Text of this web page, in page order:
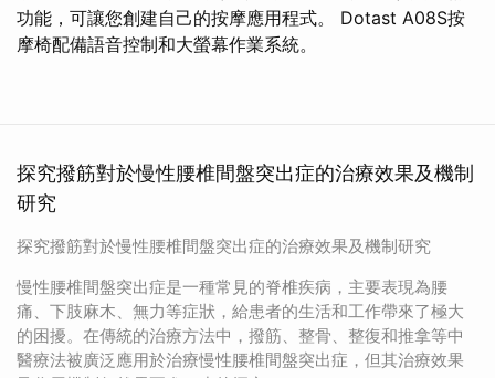
功能，可讓您創建自己的按摩應用程式。 Dotast A08S按
摩椅配備語音控制和大螢幕作業系統。
探究撥筋對於慢性腰椎間盤突出症的治療效果及機制
研究
探究撥筋對於慢性腰椎間盤突出症的治療效果及機制研究
慢性腰椎間盤突出症是一種常見的脊椎疾病，主要表現為腰
痛、下肢麻木、無力等症狀，給患者的生活和工作帶來了極大
的困擾。在傳統的治療方法中，撥筋、整骨、整復和推拿等中
醫療法被廣泛應用於治療慢性腰椎間盤突出症，但其治療效果